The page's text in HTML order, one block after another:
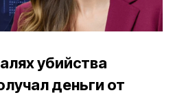
убийства
деньги от